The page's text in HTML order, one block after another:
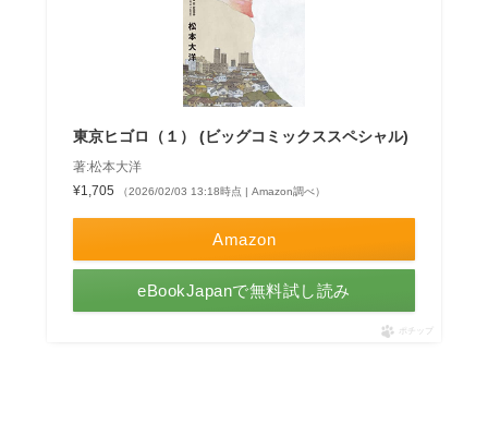
東京ヒゴロ（１） (ビッグコミックススペシャル)
著:松本大洋
¥1,705
（2026/02/03 13:18時点 | Amazon調べ）
Amazon
eBookJapanで無料試し読み
ポチップ